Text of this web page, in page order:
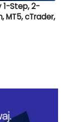
1-Step, 2-
MT5, cTrader,